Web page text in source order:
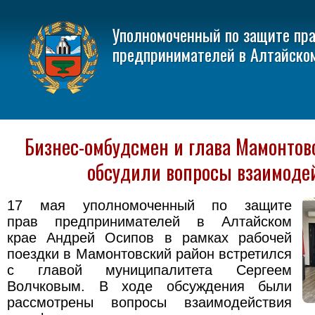
Уполномоченный по защите
предпринимателей в
Бизнес-омбудсмен и глава
обсудили вопросы
17 мая уполномоченный по защите
прав предпринимателей в Алтайском
крае Андрей Осипов в рамках рабочей
поездки в Мамонтовский район встретился
с главой муниципалитета Сергеем
Волчковым. В ходе обсуждения были
рассмотрены вопросы взаимодействия